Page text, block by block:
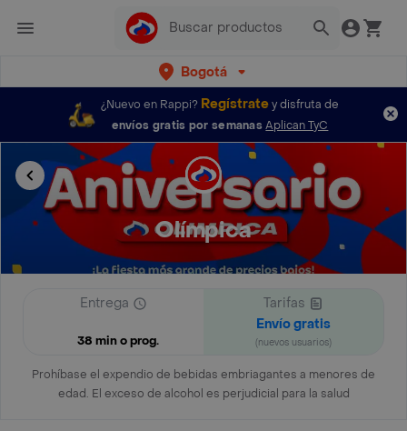
Bogotá
¿Nuevo en Rappi? Regístratey disfruta de
envíos gratis por semanas Aplican TyC
Olímpica
Entrega
38 min o prog.
Tarifas
Envío gratis
(nuevos usuarios)
Prohíbase el expendio de bebidas embriagantes a menores de
edad. El exceso de alcohol es perjudicial para la salud